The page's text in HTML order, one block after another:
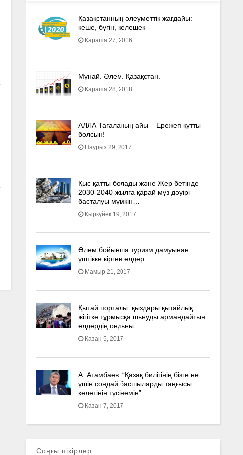
Қазақстанның әлеуметтік жағдайы:
кеше, бүгін, келешек
Қараша 27, 2016
Мұнай. Әлем. Қазақстан.
Қараша 28, 2018
АЛЛА Тағаланың айы – Ережеп құтты
болсын!
Наурыз 29, 2017
Қыс қатты болады және Жер бетінде
2030-2040­-жылға қарай мұз дәуірі
басталуы мүмкін…
Қыркүйек 19, 2017
Әлем бойынша туризм дамуынан
үштікке кірген елдер
Мамыр 21, 2017
Қытай порталы: қыздары қытайлық
жігітке тұрмысқа шығуды армандайтын
елдердің ондығы
Қазан 5, 2017
А. Атамбаев: “Қазақ билігінің бізге не
үшін сондай басшыларды таңғысы
келетінін түсінемін”
Қазан 7, 2017
Соңғы пікірлер